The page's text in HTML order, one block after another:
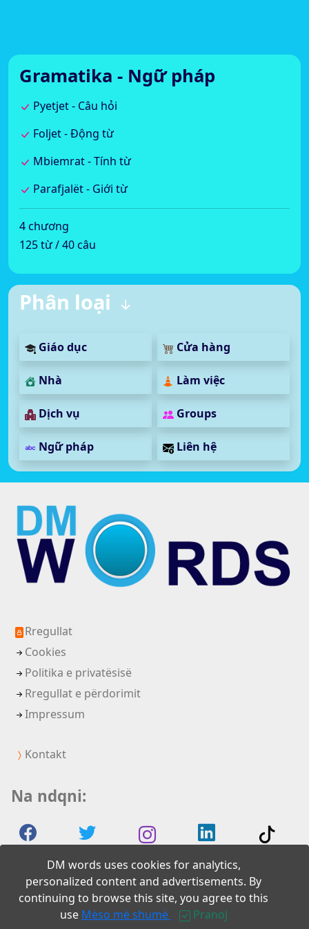
Gramatika - Ngữ pháp
Pyetjet - Câu hỏi
Foljet - Động từ
Mbiemrat - Tính từ
Parafjalët - Giới từ
4 chương
125 từ / 40 câu
Phân loại
Giáo dục Cửa hàng
Nhà Làm việc
Dịch vụ Groups
Ngữ pháp Liên hệ
DM words uses cookies for analytics,
personalized content and advertisements. By
continuing to browse this site, you agree to this
use Mëso më shumë Pranoj
Rregullat
Cookies
Politika e privatësisë
Rregullat e përdorimit
Impressum
Kontakt
Na ndqni:
2026 DM words